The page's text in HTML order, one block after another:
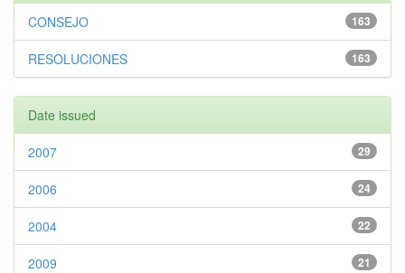
163
CONSEJO
163
RESOLUCIONES
Date issued
29
2007
24
2006
22
2004
21
2009